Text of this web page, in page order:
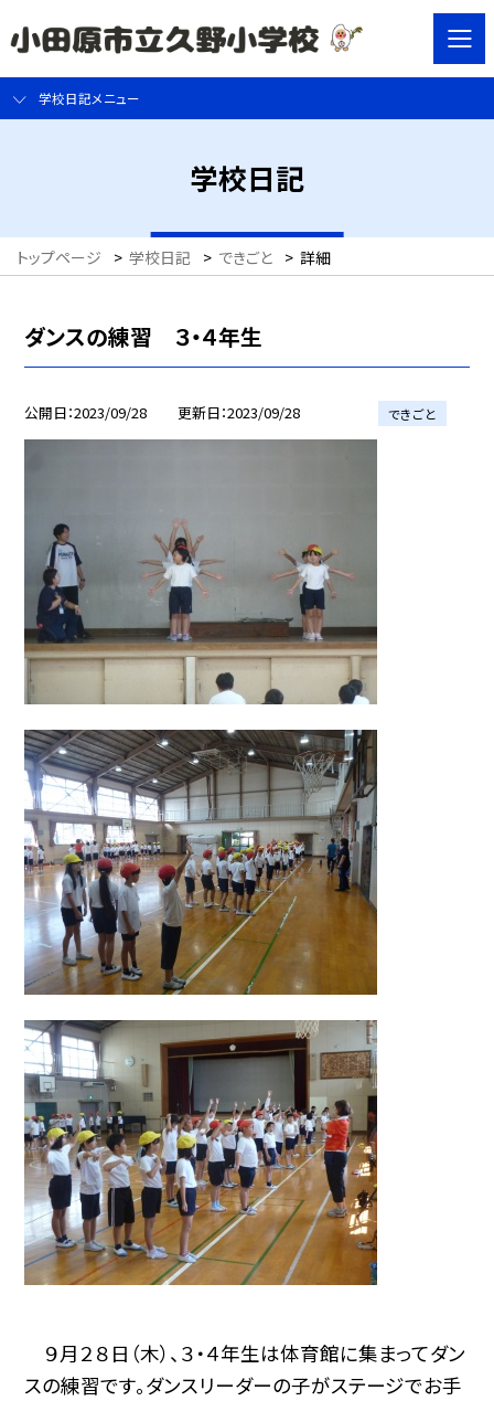
学校日記メニュー
学校日記
トップページ > 学校日記 > できごと > 詳細
ダンスの練習 ３・４年生
公開日 2023/09/28 更新日 2023/09/28 できごと
９月２８日（木）、３・４年生は体育館に集まってダン
スの練習です。ダンスリーダーの子がステージでお手